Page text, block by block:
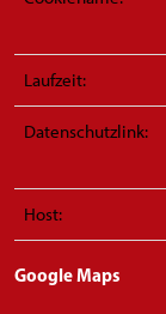
Laufzeit:
Datenschutzlink:
Host:
Google Maps